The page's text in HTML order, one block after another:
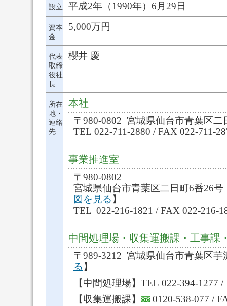
設立 平成2年（1990年）6月29日
資本
金
5,000万円
代表
取締
役社
長
櫻井 慶
所在
地・
連絡
先
本社
〒980-0802 宮城県仙台市青葉区二
TEL 022-711-2880 / FAX 022-711-
事業推進室
〒980-0802
宮城県仙台市青葉区二日町6番26
図を見る 】
TEL 022-216-1821 / FAX 022-216-
中間処理場・収集運搬課・工事課
〒989-3212 宮城県仙台市青葉区芋
る 】
【中間処理場】TEL 022-394-1277
【収集運搬課】
0120-538-077 /